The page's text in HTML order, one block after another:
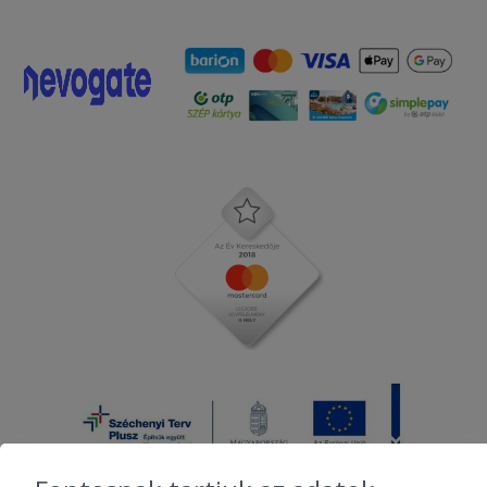
Gyorsan megérkezett a rendelésem,
ami nagyon finom volt! A futár kedves
volt.
sütve,égett volt a teteje! Élvezhetetlen
Az étel finom volt, de a prémium
gyrosos pizzára egy darab zöldség sem
Nekünk kicsit sós volt a pizza.